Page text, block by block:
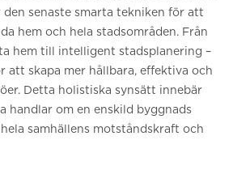
senaste smarta tekniken för att
hem och hela stadsområden. Från
hem till intelligent stadsplanering –
att skapa mer hållbara, effektiva och
Detta holistiska synsätt innebär
handlar om en enskild byggnads
samhällens motståndskraft och